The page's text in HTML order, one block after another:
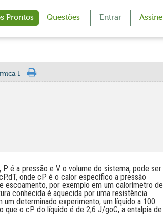
Prontos Questões Entrar Assine
I
P é a pressão e V o volume do sistema, pode ser
onde cP é o calor específico a pressão
escoamento, por exemplo em um calorímetro de
conhecida é aquecida por uma resistência
determinado experimento, um líquido a 100
que o cP do líquido é de 2,6 J/goC, a entalpia de